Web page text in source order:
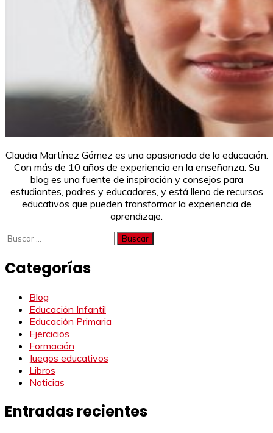
Claudia Martínez Gómez es una apasionada de la educación.
Con más de 10 años de experiencia en la enseñanza. Su
blog es una fuente de inspiración y consejos para
estudiantes, padres y educadores, y está lleno de recursos
educativos que pueden transformar la experiencia de
aprendizaje.
Buscar:
Categorías
Blog
Educación Infantil
Educación Primaria
Ejercicios
Formación
Juegos educativos
Libros
Noticias
Entradas recientes